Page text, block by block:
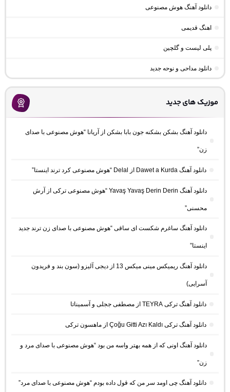
دانلود آهنگ هوش مصنوعی
اهنگ قدیمی
پلی لیست و گلچین
دانلود مداحی و نوحه جدید
موزیک های جدید
دانلود آهنگ بشکن بشکنه جون بابا بشکن از آریانا “هوش مصنوعی با صدای
زن”
دانلود آهنگ Dawet a Kurda از Delal “هوش مصنوعی کرد ترند اینستا”
دانلود آهنگ Yavaş Yavaş Derin Derin “هوش مصنوعی ترکی از آرش
محسنی”
دانلود آهنگ ساغرم شکست ای ساقی “هوش مصنوعی با صدای زن ترند جدید
اینستا”
دانلود آهنگ ریمیکس مینی میکس 13 از دیجی آلیزو (سون بند و فریدون
آسرایی)
دانلود آهنگ ترکی TEYRA از مصطفی ججلی و آسمیناتا
دانلود آهنگ ترکی Çoğu Gitti Azı Kaldı از ماهسون ترکی
دانلود آهنگ اونی که از همه بهتر واسه من بود “هوش مصنوعی با صدای مرد و
زن”
دانلود آهنگ چی اومد سر من که قول داده بودم “هوش مصنوعی با صدای مرد”